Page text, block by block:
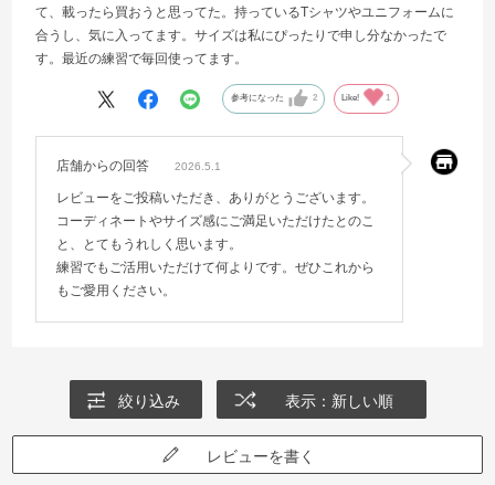
て、載ったら買おうと思ってた。持っているTシャツやユニフォームに
合うし、気に入ってます。サイズは私にぴったりで申し分なかったで
す。最近の練習で毎回使ってます。
参考になった 2 Like! 1
店舗からの回答 2026.5.1
レビューをご投稿いただき、ありがとうございます。
コーディネートやサイズ感にご満足いただけたとのこ
と、とてもうれしく思います。
練習でもご活用いただけて何よりです。ぜひこれから
もご愛用ください。
絞り込み 表示：新しい順
レビューを書く